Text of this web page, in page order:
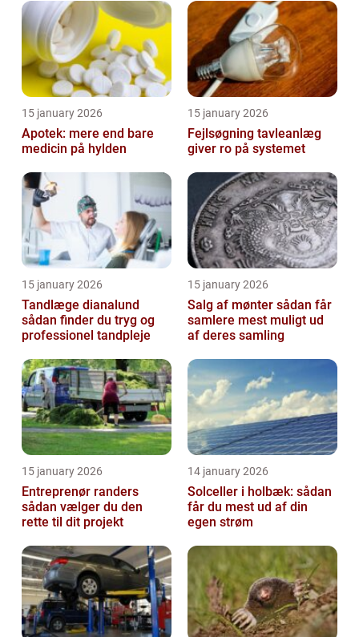
15 january 2026
Apotek: mere end bare
medicin på hylden
15 january 2026
Fejlsøgning tavleanlæg
giver ro på systemet
15 january 2026
Tandlæge dianalund
sådan finder du tryg og
professionel tandpleje
15 january 2026
Salg af mønter sådan får
samlere mest muligt ud
af deres samling
15 january 2026
Entreprenør randers
sådan vælger du den
rette til dit projekt
14 january 2026
Solceller i holbæk: sådan
får du mest ud af din
egen strøm